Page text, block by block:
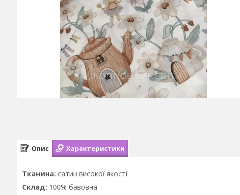
Опис Характеристики
Тканина: сатин високої якості
Склад: 100% бавовна